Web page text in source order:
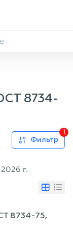
8734-
Фильтр
1
г.
8734-75,